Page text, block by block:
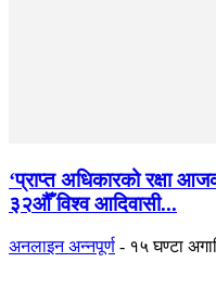
‘प्राप्त अधिकारको रक्षा
३२औँ विश्व आदिवासी...
अनलाइन अन्नपूर्ण - १५ घण्टा